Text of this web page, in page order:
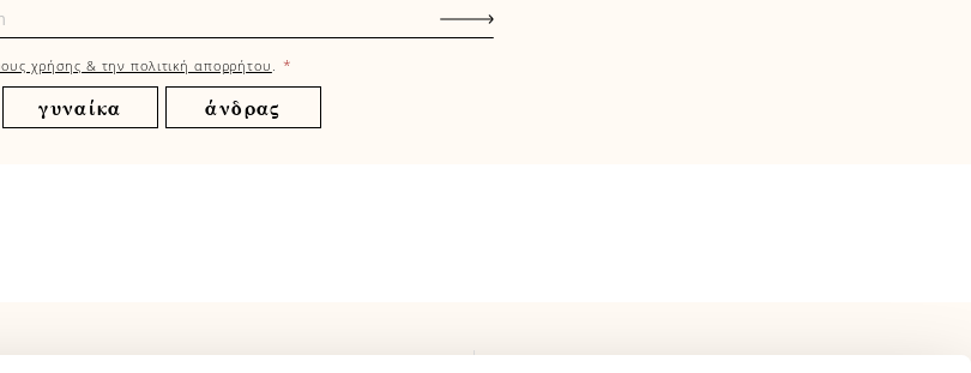
χρήσης & την πολιτική απορρήτου *
γυναίκα άνδρας